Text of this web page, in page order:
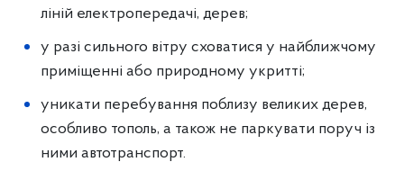
ліній електропередачі, дерев;
у разі сильного вітру сховатися у найближчому
приміщенні або природному укритті;
уникати перебування поблизу великих дерев,
особливо тополь, а також не паркувати поруч із
ними автотранспорт.